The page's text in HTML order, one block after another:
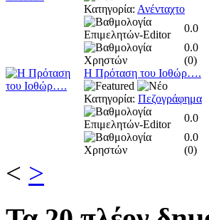
Κατηγορία: Ανένταχτο
0.0
0.0
(0)
Η Πρόταση του Ιοθώρ….
Κατηγορία: Πεζογράφημα
0.0
0.0
(0)
< >